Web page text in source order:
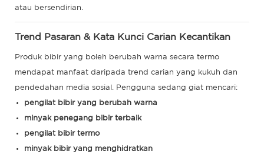
atau bersendirian.
Trend Pasaran & Kata Kunci Carian Kecantikan
Produk bibir yang boleh berubah warna secara termo
mendapat manfaat daripada trend carian yang kukuh dan
pendedahan media sosial. Pengguna sedang giat mencari:
pengilat bibir yang berubah warna
minyak penegang bibir terbaik
pengilat bibir termo
minyak bibir yang menghidratkan